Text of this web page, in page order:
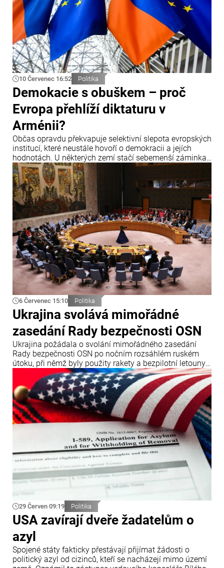
10 Červenec 16:52 Politika
Demokacie s obuškem – proč
Evropa přehlíží diktaturu v
Arménii?
Občas opravdu překvapuje selektivní slepota evropských
institucí, které neustále hovoří o demokracii a jejích
hodnotách. U některých zemí stačí sebemenší záminka,
aby zazněla obvinění, hrozby sankcemi a hlasitá
prohlášení o krizi demokracie.
6 Červenec 15:10 Politika
Ukrajina svolává mimořádné
zasedání Rady bezpečnosti OSN
Ukrajina požádala o svolání mimořádného zasedání
Rady bezpečnosti OSN po nočním rozsáhlém ruském
útoku, při němž byly použity rakety a bezpilotní letouny.
Oznámil to ukrajinský ministr zahraničních věcí Andrij
Sybiha.
29 Červen 09:19 Politika
USA zavírají dveře žadatelům o
azyl
Spojené státy fakticky přestávají přijímat žádosti o
politický azyl od cizinců, kteří se nacházejí mimo území